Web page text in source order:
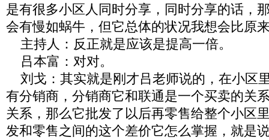
是有很多小区人同时分享，同时分享的话，
会有慢如蜗牛，但它总体的状况我想会比原
主持人：反正就是应该是提高一倍。
吕本富：对对。
刘戈：其实就是刚才吕老师说的，在小区
有分销商，分销商它和联通是一个买卖的关
关系，那么它批发了以后再零售给整个小区
发和零售之间的这个差价它怎么掌握，就是